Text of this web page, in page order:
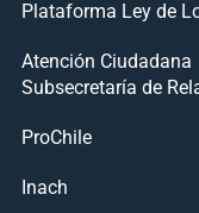
Plataforma Ley de
Atención Ciudadana
Subsecretaría de
ProChile
Inach